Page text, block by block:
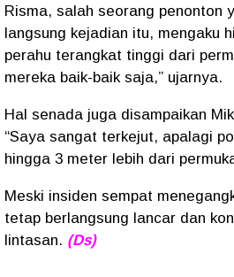
Risma, salah seorang penonton
langsung kejadian itu, mengaku
perahu terangkat tinggi dari
mereka baik-baik saja,” ujarnya.
Hal senada juga disampaikan
“Saya sangat terkejut, apalagi
hingga 3 meter lebih dari
Meski insiden sempat
tetap berlangsung lancar dan
lintasan. (Ds)